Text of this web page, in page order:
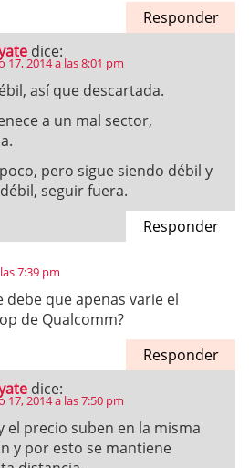
Responder
dice:
17, 2014 a las 8:01 pm
así que descartada.
a un mal sector,
pero sigue siendo débil y
seguir fuera.
Responder
7:39 pm
debe que apenas varie el
de Qualcomm?
Responder
dice:
17, 2014 a las 7:50 pm
el precio suben en la misma
y por esto se mantiene